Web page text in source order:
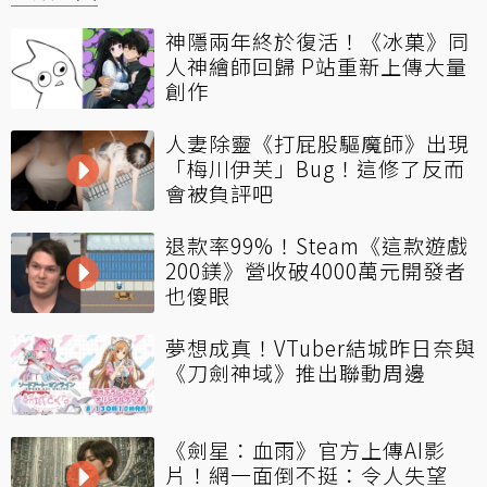
神隱兩年終於復活！《冰菓》同
人神繪師回歸 P站重新上傳大量
創作
人妻除靈《打屁股驅魔師》出現
「梅川伊芙」Bug！這修了反而
會被負評吧
退款率99%！Steam《這款遊戲
200鎂》營收破4000萬元開發者
也傻眼
夢想成真！VTuber結城昨日奈與
《刀劍神域》推出聯動周邊
《劍星：血雨》官方上傳AI影
片！網一面倒不挺：令人失望